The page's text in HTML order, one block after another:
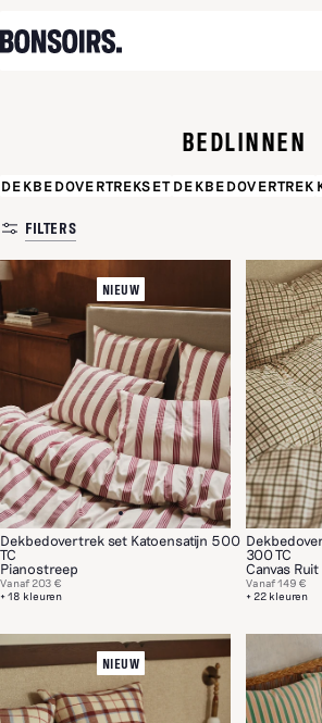
BEDLINNEN
DEKBEDOVERTREKSETDEKBEDOVERTREK
FILTERS
NIEUW
Dekbedovertrek set Katoensatijn 500
TC
Pianostreep
+ 18 kleuren
Vanaf 203 €
300 TC
Canvas Ruit
+ 22 kleuren
Vanaf149 €
NIEUW